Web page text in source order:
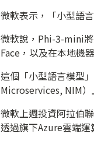
微軟表示，「小型語
微軟說，Phi-3-mini
Face，以及在本地機
這個「小型語言模型
Microservices, NIM）
微軟上週投資阿拉伯
透過旗下Azure雲端